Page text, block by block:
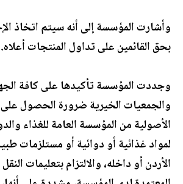
وأشارت المؤسسة إلى أنه سيتم اتخاذ
بحق القائمين على تداول المنتجات أعلاه.
وجددت المؤسسة تأكيدها على كافة
والجمعيات الخيرية ضرورة الحصول على
الأصولية من المؤسسة العامة للغذاء
لمواد غذائية أو دوائية أو مستلزمات
الأردن أو داخله، والالتزام بتعليمات